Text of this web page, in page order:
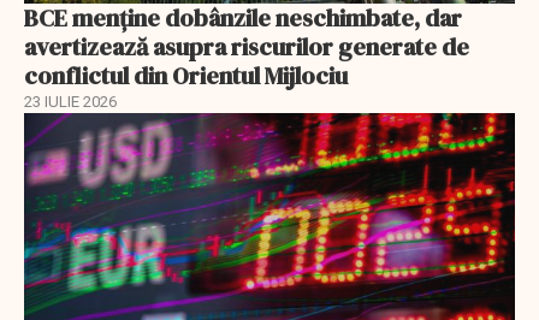
BCE menține dobânzile neschimbate, dar
avertizează asupra riscurilor generate de
conflictul din Orientul Mijlociu
23 IULIE 2026